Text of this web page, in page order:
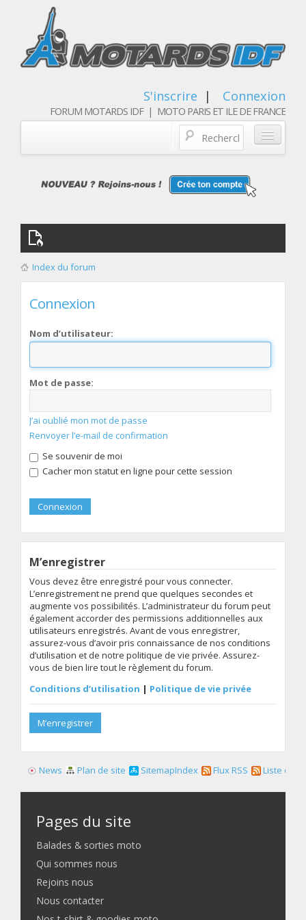
S'inscrire | Connexion
FORUM MOTARDS IDF | MOTO PARIS ET ILE DE FRANCE
Qui sommes nous
Les membres
Index du forum
Connexion
Nom d’utilisateur:
Mot de passe:
J’ai oublié mon mot de passe
Renvoyer l’e-mail de confirmation
Se souvenir de moi
Cacher mon statut en ligne pour cette session
M’enregistrer
Vous devez être enregistré pour vous connecter.
L’enregistrement ne prend que quelques secondes et
augmente vos possibilités. L’administrateur du forum peut
également accorder des permissions additionnelles aux
utilisateurs enregistrés. Avant de vous enregistrer,
assurez-vous d’avoir pris connaissance de nos conditions
d’utilisation et de notre politique de vie privée. Assurez-
vous de bien lire tout le règlement du forum.
Conditions d’utilisation | Politique de vie privée
M’enregistrer
News Plan de site SitemapIndex Flux RSS Liste des
Pages du site
Balades & sorties moto
Qui sommes nous
Rejoins nous
Nous contacter